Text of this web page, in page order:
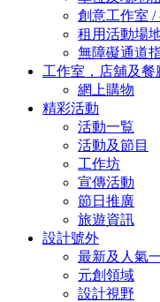
創意工作室 /
租用活動場
無障礙通道
工作室，店舖及餐
網上購物
精彩活動
活動一覧
活動及節目
工作坊
宣傳活動
節日推廣
旅遊資訊
設計號外
最新及人氣
元創領域
設計視野